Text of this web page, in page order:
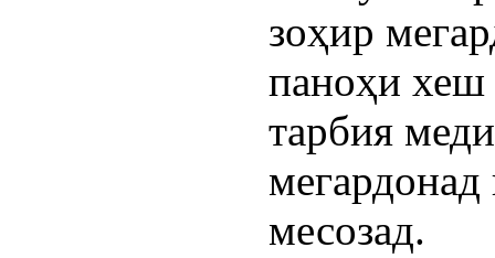
зоҳир
паноҳи хеш
тарбия
месозад.